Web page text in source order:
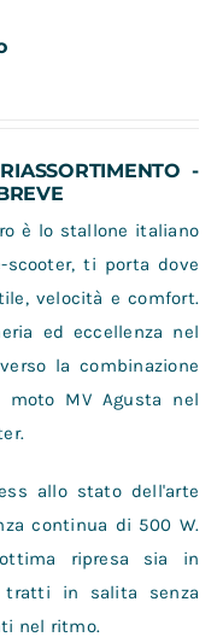
-
è lo stallone italiano
scooter, ti porta dove
velocità e comfort.
ed eccellenza nel
la combinazione
MV Agusta nel
allo stato dell'arte
continua di 500 W.
ripresa sia in
tratti in salita senza
nel ritmo.